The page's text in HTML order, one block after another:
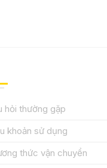
hỏi thường gặp
khoản sử dụng
thức vận chuyển